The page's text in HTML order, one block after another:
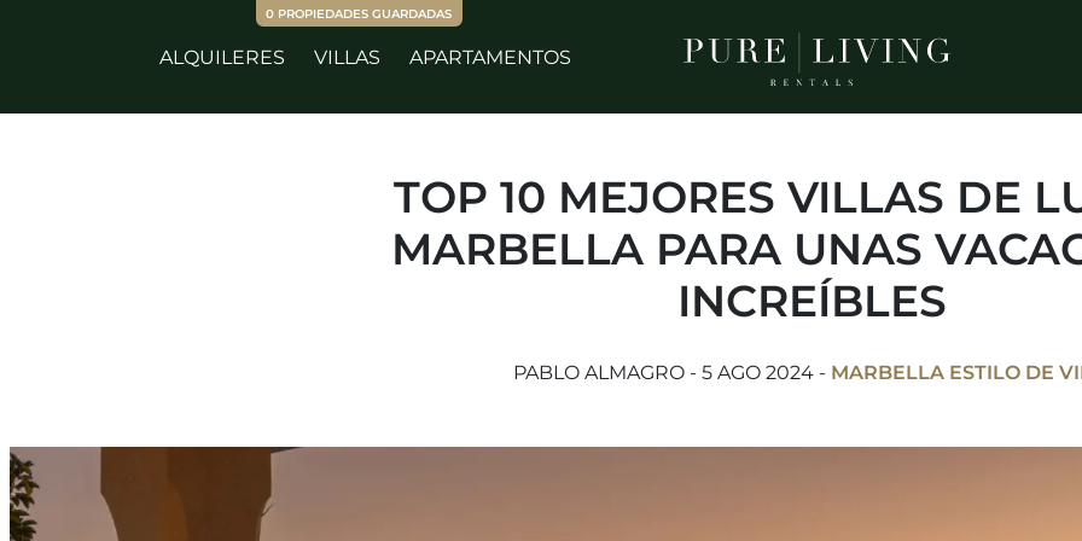
ALQUILERES VILLAS APARTAMENTOS
0 PROPIEDADES GUARDADAS
TOP 10 MEJORES VILLAS DE
MARBELLA PARA UNAS
INCREÍBLES
PABLO ALMAGRO - 5 AGO 2024 - MARBELLA ESTILO DE